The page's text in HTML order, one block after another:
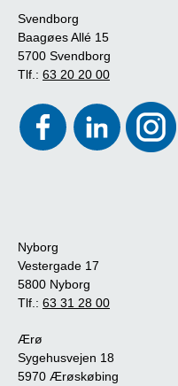
Svendborg
Baagøes Allé 15
5700 Svendborg
Tlf.: 63 20 20 00
Nyborg
Vestergade 17
5800 Nyborg
Tlf.: 63 31 28 00
Ærø
Sygehusvejen 18
5970 Ærøskøbing